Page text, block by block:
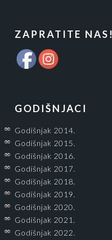
FOOTER
ZAPRATITE NAS!
GODIŠNJACI
Godišnjak 2014.
Godišnjak 2015.
Godišnjak 2016.
Godišnjak 2017.
Godišnjak 2018.
Godišnjak 2019.
Godišnjak 2020.
Godišnjak 2021.
Godišnjak 2022.